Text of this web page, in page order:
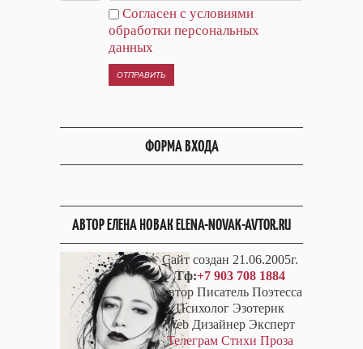
Согласен с условиями
обработки персональных
данных
ОТПРАВИТЬ
ФОРМА ВХОДА
АВТОР ЕЛЕНА НОВАК ELENA-NOVAK-AVTOR.RU
Сайт создан 21.06.2005г.
Тф:+7 903 708 1884
Автор Писатель Поэтесса
Психолог Эзотерик
Web Дизайнер Эксперт
Телеграм Стихи Проза